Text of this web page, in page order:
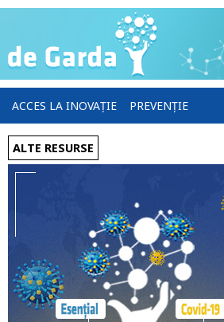
ACCES LA INOVAȚIE PREVENȚIE
ALTE RESURSE